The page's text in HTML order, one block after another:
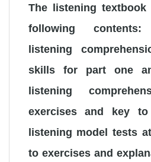
The listening
following
listening
skills for part one
listening
exercises and key
listening model tests
to exercises and